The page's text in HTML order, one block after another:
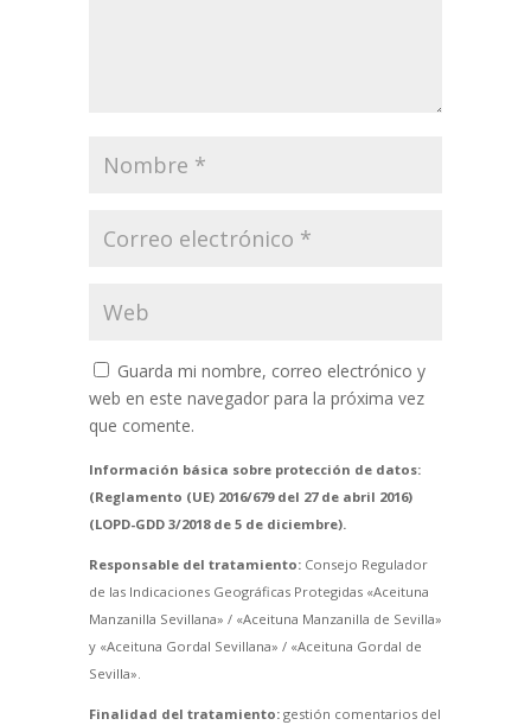
Guarda mi nombre, correo electrónico y
web en este navegador para la próxima vez
que comente.
Información básica sobre protección de datos:
(Reglamento (UE) 2016/679 del 27 de abril 2016)
(LOPD-GDD 3/2018 de 5 de diciembre).
Responsable del tratamiento:Consejo Regulador
de las Indicaciones Geográficas Protegidas «Aceituna
Manzanilla Sevillana» / «Aceituna Manzanilla de Sevilla»
y «Aceituna Gordal Sevillana» / «Aceituna Gordal de
Sevilla».
Finalidad del tratamiento:gestión comentarios del